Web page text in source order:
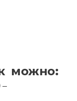
можно:
–